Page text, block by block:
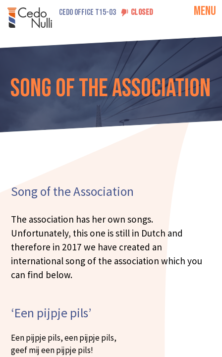
CEDO OFFICE T15-03 CLOSED
Song of the Association
Song of the Association
The association has her own songs.
Unfortunately, this one is still in Dutch and
therefore in 2017 we have created an
international song of the association which you
can find below.
‘Een pijpje pils’
Een pijpje pils, een pijpje pils,
geef mij een pijpje pils!
MENU